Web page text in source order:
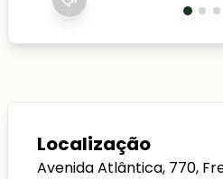
Localização
Avenida Atlântica, 770,